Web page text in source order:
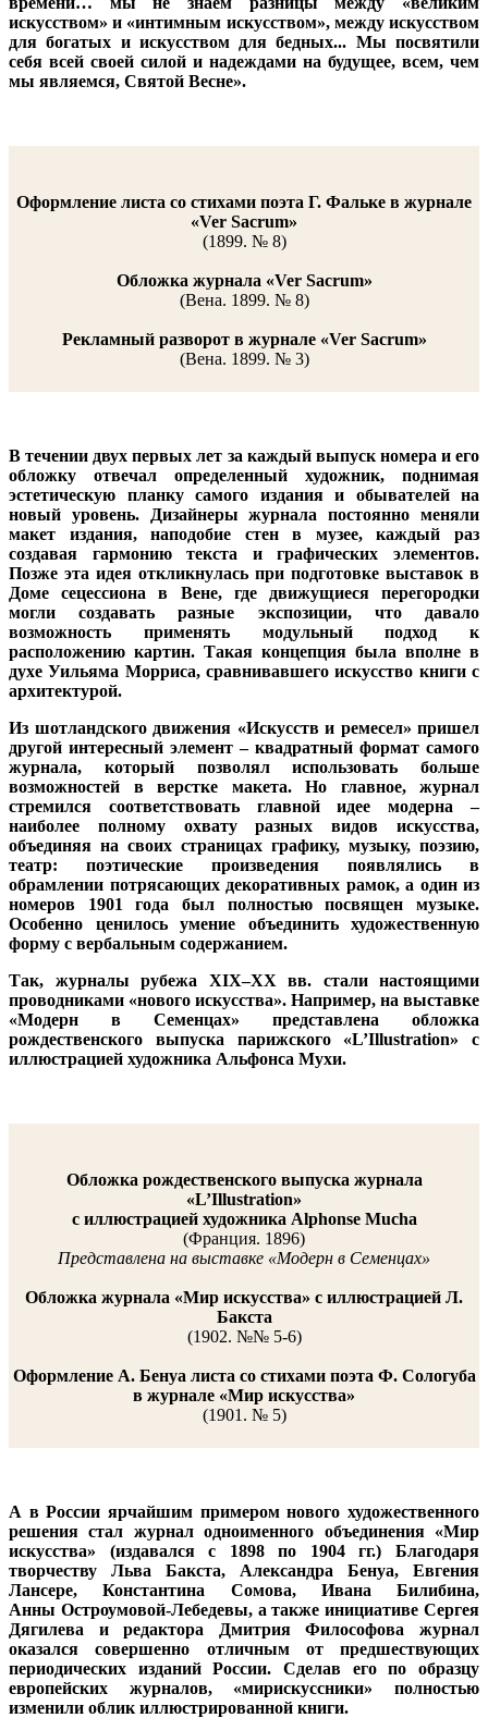
искусством» и «интимным искусством», между искусством
для богатых и искусством для бедных... Мы посвятили
себя всей своей силой и надеждами на будущее, всем, чем
мы являемся, Святой Весне».
Оформление листа со стихами поэта Г. Фальке в журнале
«Ver Sacrum»
(1899. № 8)
Обложка журнала «Ver Sacrum»
(Вена. 1899. № 8)
Рекламный разворот в журнале «Ver Sacrum»
(Вена. 1899. № 3)
В течении двух первых лет за каждый выпуск номера и его
обложку отвечал определенный художник, поднимая
эстетическую планку самого издания и обывателей на
новый уровень.
Дизайнеры журнала постоянно меняли
макет издания, наподобие стен в музее, каждый раз
создавая гармонию текста и графических элементов.
Позже эта идея откликнулась при подготовке выставок в
Доме сецессиона в Вене, где движущиеся перегородки
могли создавать разные экспозиции, что давало
возможность применять модульный подход к
расположению картин. Такая концепция была вполне в
духе Уильяма Морриса, сравнивавшего искусство книги с
архитектурой.
Из шотландского движения «Искусств и ремесел» пришел
другой интересный элемент – квадратный формат самого
журнала, который позволял использовать больше
возможностей в верстке макета. Но главное, журнал
стремился соответствовать главной идее модерна –
наиболее полному охвату разных видов искусства,
объединяя на своих страницах графику, музыку, поэзию,
театр: поэтические произведения появлялись в
обрамлении потрясающих декоративных рамок, а один из
номеров 1901 года был полностью посвящен музыке.
Особенно ценилось умение объединить художественную
форму с вербальным содержанием.
Так, журналы рубежа XIX–XX вв. стали настоящими
проводниками «нового искусства». Например, на выставке
«Модерн в Семенцах» представлена обложка
рождественского выпуска парижского «L’Illustration» с
иллюстрацией художника Альфонса Мухи.
Обложка рождественского выпуска журнала
«L’Illustration»
с иллюстрацией художника Alphonse Mucha
(Франция. 1896)
Представлена на выставке «Модерн в Семенцах»
Обложка журнала «Мир искусства» с иллюстрацией Л.
Бакста
(1902. №№ 5-6)
Оформление А. Бенуа листа со стихами поэта Ф. Сологуба
в журнале «Мир искусства»
(1901. № 5)
А в России ярчайшим примером нового художественного
решения стал журнал одноименного объединения «Мир
искусства» (издавался с 1898 по 1904 гг.) Благодаря
творчеству Льва Бакста, Александра Бенуа, Евгения
Лансере, Константина Сомова, Ивана Билибина,
Анны Остроумовой-Лебедевы, а также инициативе Сергея
Дягилева и редактора Дмитрия Философова журнал
оказался совершенно отличным от предшествующих
периодических изданий России. Сделав его по образцу
европейских журналов, «мирискуссники» полностью
изменили облик иллюстрированной книги.